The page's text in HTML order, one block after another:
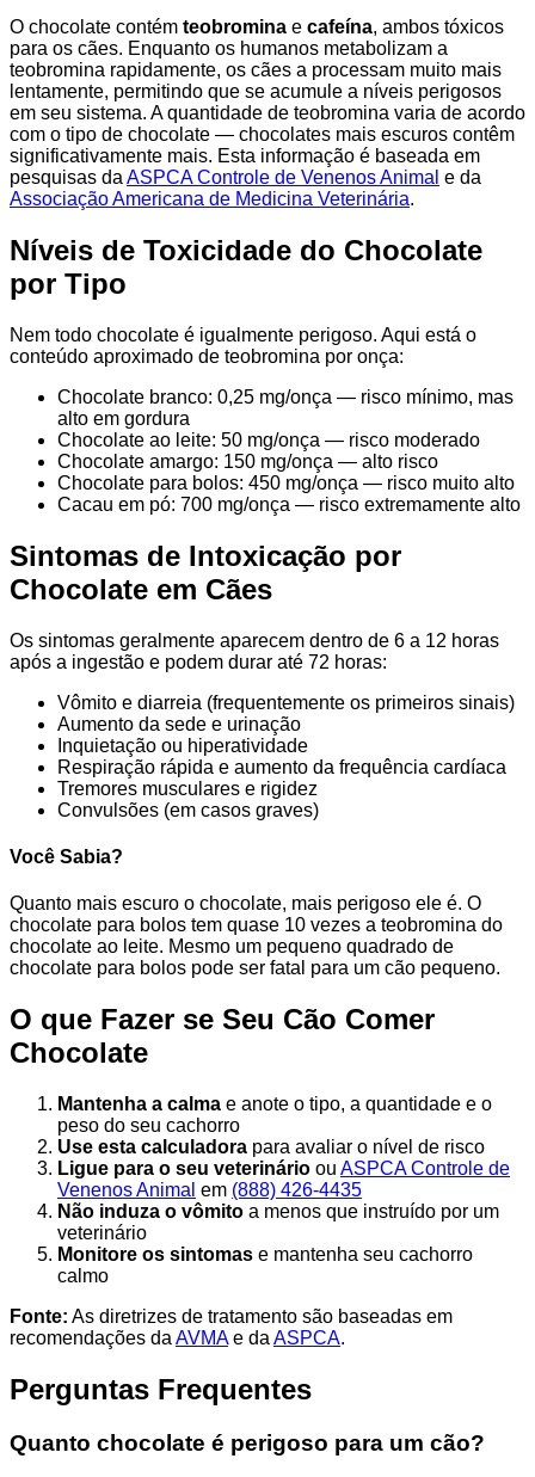
O chocolate contém teobromina e cafeína, ambos tóxicos
para os cães. Enquanto os humanos metabolizam a
teobromina rapidamente, os cães a processam muito mais
lentamente, permitindo que se acumule a níveis perigosos
em seu sistema. A quantidade de teobromina varia de acordo
com o tipo de chocolate — chocolates mais escuros contêm
significativamente mais. Esta informação é baseada em
pesquisas da ASPCA Controle de Venenos Animal e da
Associação Americana de Medicina Veterinária.
Níveis de Toxicidade do Chocolate
por Tipo
Nem todo chocolate é igualmente perigoso. Aqui está o
conteúdo aproximado de teobromina por onça:
Chocolate branco: 0,25 mg/onça — risco mínimo, mas
alto em gordura
Chocolate ao leite: 50 mg/onça — risco moderado
Chocolate amargo: 150 mg/onça — alto risco
Chocolate para bolos: 450 mg/onça — risco muito alto
Cacau em pó: 700 mg/onça — risco extremamente alto
Sintomas de Intoxicação por
Chocolate em Cães
Os sintomas geralmente aparecem dentro de 6 a 12 horas
após a ingestão e podem durar até 72 horas:
Vômito e diarreia (frequentemente os primeiros sinais)
Aumento da sede e urinação
Inquietação ou hiperatividade
Respiração rápida e aumento da frequência cardíaca
Tremores musculares e rigidez
Convulsões (em casos graves)
Você Sabia?
Quanto mais escuro o chocolate, mais perigoso ele é. O
chocolate para bolos tem quase 10 vezes a teobromina do
chocolate ao leite. Mesmo um pequeno quadrado de
chocolate para bolos pode ser fatal para um cão pequeno.
O que Fazer se Seu Cão Comer
Chocolate
Mantenha a calma e anote o tipo, a quantidade e o
peso do seu cachorro
Use esta calculadora para avaliar o nível de risco
Ligue para o seu veterinário ou ASPCA Controle de
Venenos Animal em (888) 426-4435
Não induza o vômito a menos que instruído por um
veterinário
Monitore os sintomas e mantenha seu cachorro
calmo
Fonte: As diretrizes de tratamento são baseadas em
recomendações da AVMA e da ASPCA.
Perguntas Frequentes
Quanto chocolate é perigoso para um cão?